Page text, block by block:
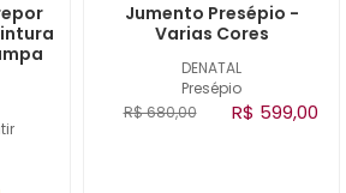
DENATAL
Presépio
Jumento Presépio -
Varias Cores
R$ 680,00 R$ 599,00